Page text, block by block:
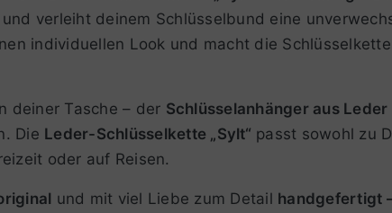
verleiht deinem Schlüsselbund eine
individuellen Look und macht die
deiner Tasche – der Schlüsselanhänger aus Leder
Die Leder-Schlüsselkette „Sylt“ passt sowohl zu
oder auf Reisen.
und mit viel Liebe zum Detail handgefertigt